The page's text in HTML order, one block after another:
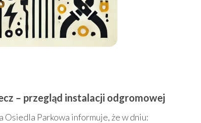
– przegląd instalacji odgromowej
Parkowa informuje, że w dniu: